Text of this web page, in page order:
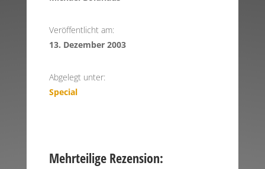
Veröffentlicht am:
13. Dezember 2003
Abgelegt unter:
Special
Mehrteilige Rezension: